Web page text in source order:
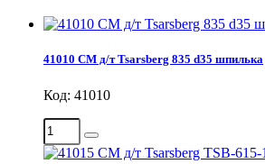
41010 СМ д/т Tsarsberg 835 d35 шпилька
Код: 41010